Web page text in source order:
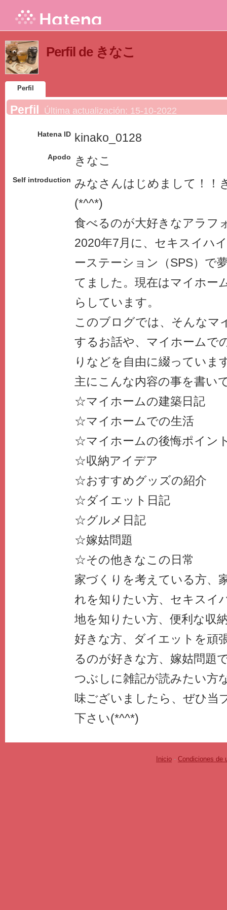
Perfil de きなこ
Perfil
Perfil Última actualización: 15-10-2022
Hatena ID kinako_0128
Apodo きなこ
Self introduction みなさんはじめまして！！
(*^^*)
食べるのが大好きなアラフ
2020年7月に、セキスイハ
ーステーション（SPS）で
てました。現在はマイホー
らしています。
このブログでは、そんなマ
するお話や、マイホームで
りなどを自由に綴っていま
主にこんな内容の事を書い
☆マイホームの建築日記
☆マイホームでの生活
☆マイホームの後悔ポイン
☆収納アイデア
☆おすすめグッズの紹介
☆ダイエット日記
☆グルメ日記
☆嫁姑問題
☆その他きなこの日常
家づくりを考えている方、
れを知りたい方、セキスイ
地を知りたい方、便利な収
好きな方、ダイエットを頑
るのが好きな方、嫁姑問題
つぶしに雑記が読みたい方
味ございましたら、ぜひ当
下さい(*^^*)
Inicio - Condiciones de